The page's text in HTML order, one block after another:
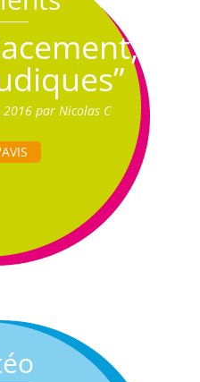
par Nicolas C